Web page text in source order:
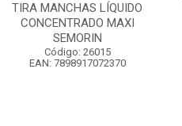
TIRA MANCHAS LÍQUIDO
CONCENTRADO MAXI
SEMORIN
Código: 26015
EAN: 7898917072370